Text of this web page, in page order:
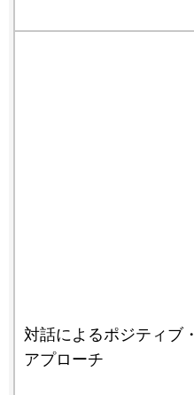
対話によるポジティブ・
アプローチ